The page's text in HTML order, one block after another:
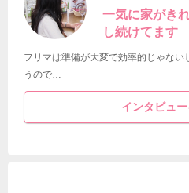
一気に家がき
し続けてます
フリマは準備が大変で効率的じゃな
うので…
インタビュ